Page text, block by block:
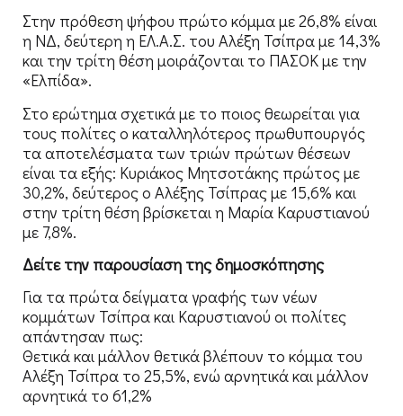
Στην πρόθεση ψήφου πρώτο κόμμα με 26,8% είναι
η ΝΔ, δεύτερη η ΕΛ.Α.Σ. του Αλέξη Τσίπρα με 14,3%
και την τρίτη θέση μοιράζονται το ΠΑΣΟΚ με την
«Ελπίδα».
Στο ερώτημα σχετικά με το ποιος θεωρείται για
τους πολίτες ο καταλληλότερος πρωθυπουργός
τα αποτελέσματα των τριών πρώτων θέσεων
είναι τα εξής: Κυριάκος Μητσοτάκης πρώτος με
30,2%, δεύτερος ο Αλέξης Τσίπρας με 15,6% και
στην τρίτη θέση βρίσκεται η Μαρία Καρυστιανού
με 7,8%.
Δείτε την παρουσίαση της δημοσκόπησης
Για τα πρώτα δείγματα γραφής των νέων
κομμάτων Τσίπρα και Καρυστιανού οι πολίτες
απάντησαν πως:
Θετικά και μάλλον θετικά βλέπουν το κόμμα του
Αλέξη Τσίπρα το 25,5%, ενώ αρνητικά και μάλλον
αρνητικά το 61,2%